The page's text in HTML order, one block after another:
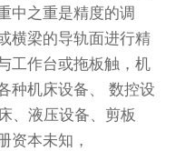
中之重是精度的调
横梁的导轨面进行精
工作台或拖板触，机
种机床设备、 数控设
、液压设备、剪板
资本未知，